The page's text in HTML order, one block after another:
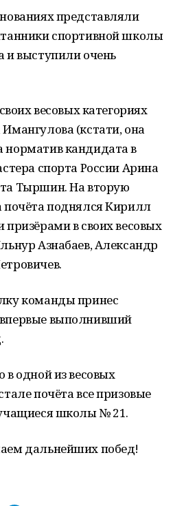
представляли
спортивной школы
и выступили очень
весовых категориях
(кстати, она
кандидата в
спорта России Арина
Тыршин. На вторую
почёта поднялся Кирилл
в своих весовых
Азнабаев, Александр
команды принес
выполнивший
одной из весовых
почёта все призовые
школы № 21.
дальнейших побед!